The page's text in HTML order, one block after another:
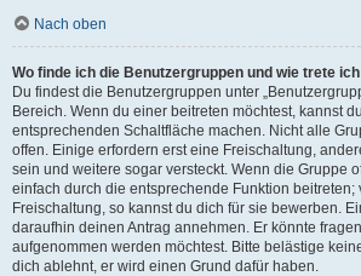
Nach oben
Wo finde ich die Benutzergruppen und wie trete
Du findest die Benutzergruppen unter
Bereich. Wenn du einer beitreten möchtest, kannst
entsprechenden Schaltfläche machen. Nicht alle
offen. Einige erfordern erst eine Freischaltung,
sein und weitere sogar versteckt. Wenn die Gruppe
einfach durch die entsprechende Funktion beitreten;
Freischaltung, so kannst du dich für sie bewerben.
daraufhin deinen Antrag annehmen. Er könnte
aufgenommen werden möchtest. Bitte belästige
dich ablehnt, er wird einen Grund dafür haben.